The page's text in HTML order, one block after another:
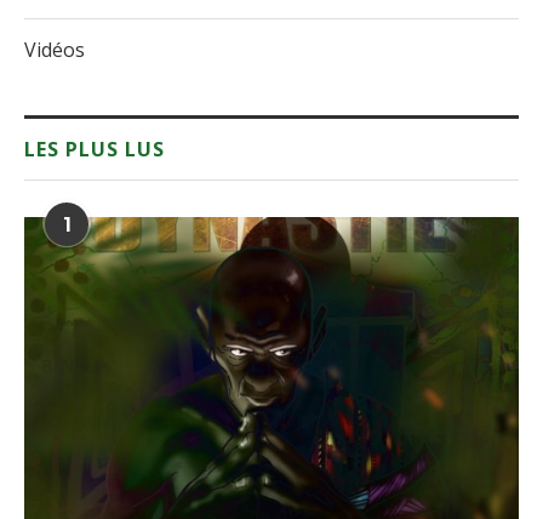
Vidéos
LES PLUS LUS
1